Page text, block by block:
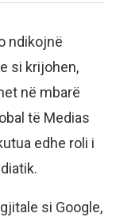
ndikojnë
si krijohen,
në mbarë
të Medias
edhe roli i
si Google,